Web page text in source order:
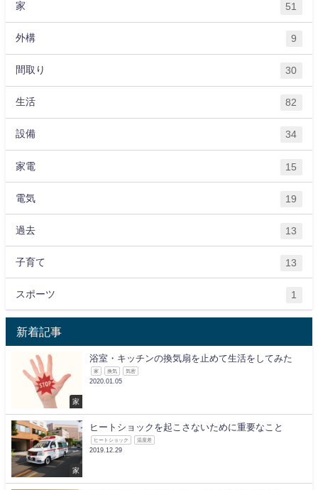
家 51
外構 9
間取り 30
生活 82
設備 34
家電 15
電気 19
過去 13
子育て 13
スポーツ 1
新着記事
家
浴室・キッチンの換気扇を止めて生活をしてみた
家 換気 気密
2020.01.05
家
ヒートショックを起こさないために重要なこと
ヒートショック 温度差
2019.12.29